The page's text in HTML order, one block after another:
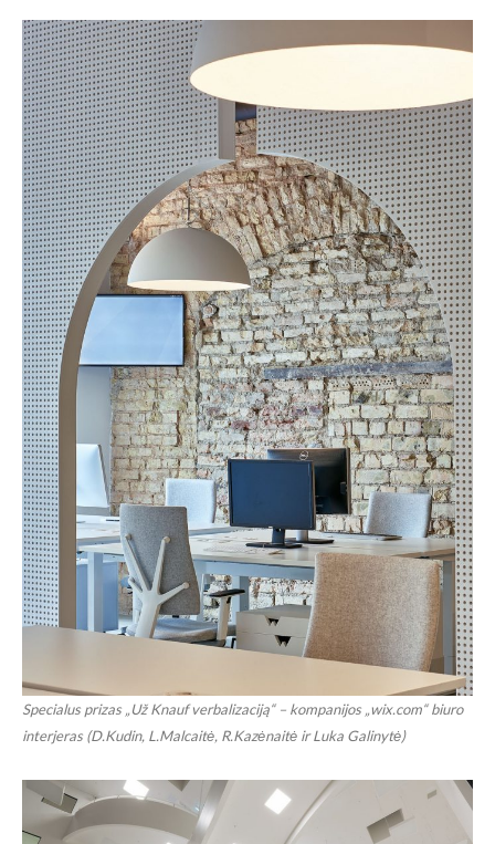
Specialus prizas „Už Knauf verbalizaciją“ – kompanijos „wix.com“ biuro
interjeras (D.Kudin, L.Malcaitė, R.Kazėnaitė ir Luka Galinytė)